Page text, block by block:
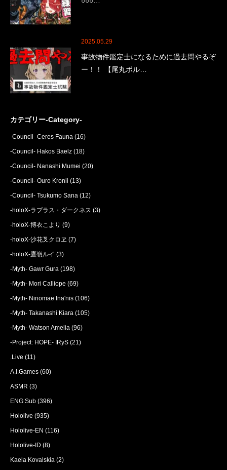
2025.05.29
事故物件鑑定士になるために過去問やるぞ
ー！！ 【尾丸ポル…
カテゴリー-Category-
-Council- Ceres Fauna (16)
-Council- Hakos Baelz (18)
-Council- Nanashi Mumei (20)
-Council- Ouro Kronii (13)
-Council- Tsukumo Sana (12)
-holoX-ラプラス・ダークネス (3)
-holoX-博衣こより (9)
-holoX-沙花叉クロヱ (7)
-holoX-鷹嶺ルイ (3)
-Myth- Gawr Gura (198)
-Myth- Mori Calliope (69)
-Myth- Ninomae Ina'nis (106)
-Myth- Takanashi Kiara (105)
-Myth- Watson Amelia (96)
-Project: HOPE- IRyS (21)
.Live (11)
A.I.Games (60)
ASMR (3)
ENG Sub (396)
Hololive (935)
Hololive-EN (116)
Hololive-ID (8)
Kaela Kovalskia (2)